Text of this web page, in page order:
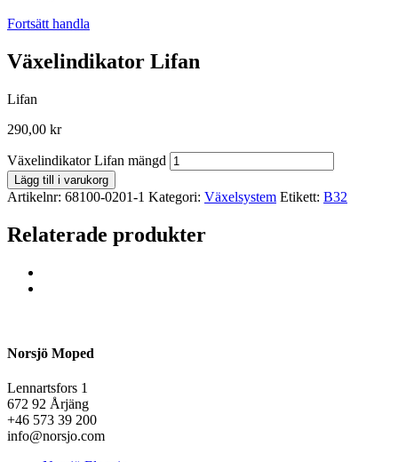
Fortsätt handla
Växelindikator Lifan
Lifan
290,00 kr
Växelindikator Lifan mängd
Lägg till i varukorg
Artikelnr: 68100-0201-1 Kategori: Växelsystem Etikett: B32
Relaterade produkter
Norsjö Moped
Lennartsfors 1
672 92 Årjäng
+46 573 39 200
info@norsjo.com